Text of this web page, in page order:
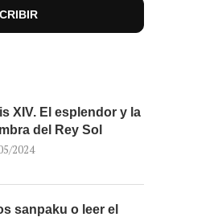
XIV. El esplendor y la
del Rey Sol
2024
sanpaku o leer el